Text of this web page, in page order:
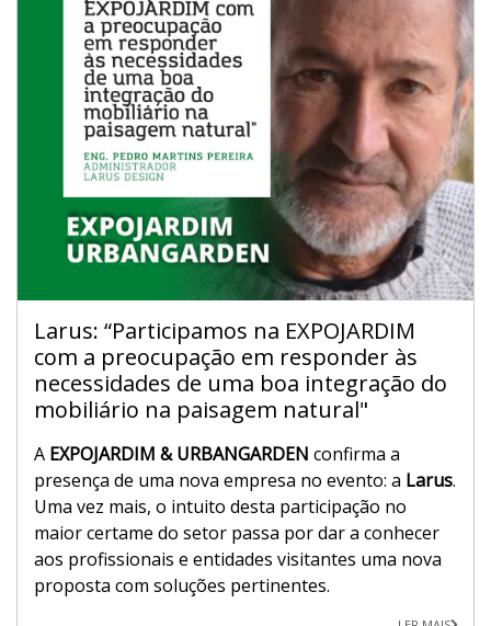
Larus: “Participamos na EXPOJARDIM
com a preocupação em responder às
necessidades de uma boa integração do
mobiliário na paisagem natural"
A EXPOJARDIM & URBANGARDEN confirma a
presença de uma nova empresa no evento: a Larus.
Uma vez mais, o intuito desta participação no
maior certame do setor passa por dar a conhecer
aos profissionais e entidades visitantes uma nova
proposta com soluções pertinentes.